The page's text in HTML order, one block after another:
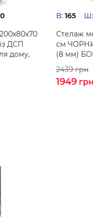
ДСП
дому,
В: 165 Ш:
Стелаж
см
(8 мм)
2439грн
1949грн